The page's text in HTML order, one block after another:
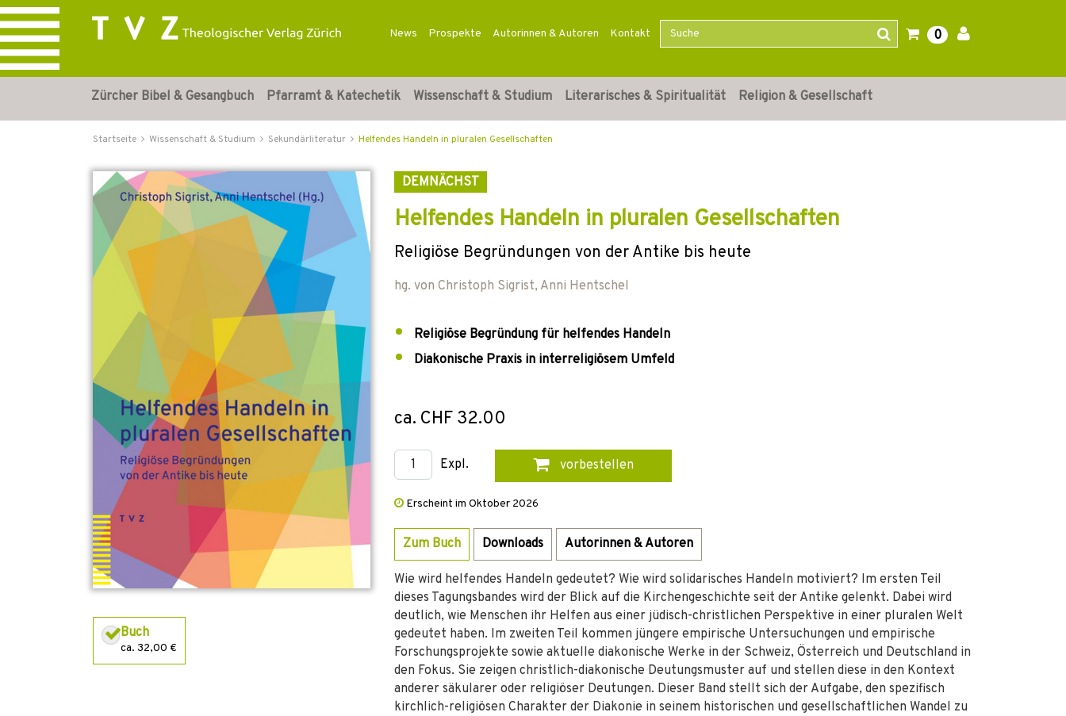
News Prospekte Autorinnen & Autoren Kontakt 0
Zürcher Bibel & Gesangbuch Pfarramt & Katechetik Wissenschaft & Studium Literarisches & Spiritualität Religion & Gesellschaft
Startseite Wissenschaft & Studium Sekundärliteratur Helfendes Handeln in pluralen Gesellschaften
Buch
ca. 32,00 €
DEMNÄCHST
Helfendes Handeln in pluralen Gesellschaften
Religiöse Begründungen von der Antike bis heute
hg. von Christoph Sigrist, Anni Hentschel
Religiöse Begründung für helfendes Handeln
Diakonische Praxis in interreligiösem Umfeld
ca. CHF 32.00
Expl. vorbestellen
Erscheint im Oktober 2026
Zum Buch Downloads Autorinnen & Autoren
Wie wird helfendes Handeln gedeutet? Wie wird solidarisches Handeln motiviert? Im ersten Teil
dieses Tagungsbandes wird der Blick auf die Kirchengeschichte seit der Antike gelenkt. Dabei wird
deutlich, wie Menschen ihr Helfen aus einer jüdisch-christlichen Perspektive in einer pluralen Welt
gedeutet haben. Im zweiten Teil kommen jüngere empirische Untersuchungen und empirische
Forschungsprojekte sowie aktuelle diakonische Werke in der Schweiz, Österreich und Deutschland in
den Fokus. Sie zeigen christlich-diakonische Deutungsmuster auf und stellen diese in den Kontext
anderer säkularer oder religiöser Deutungen. Dieser Band stellt sich der Aufgabe, den spezifisch
kirchlich-religiösen Charakter der Diakonie in seinem historischen und gesellschaftlichen Wandel zu